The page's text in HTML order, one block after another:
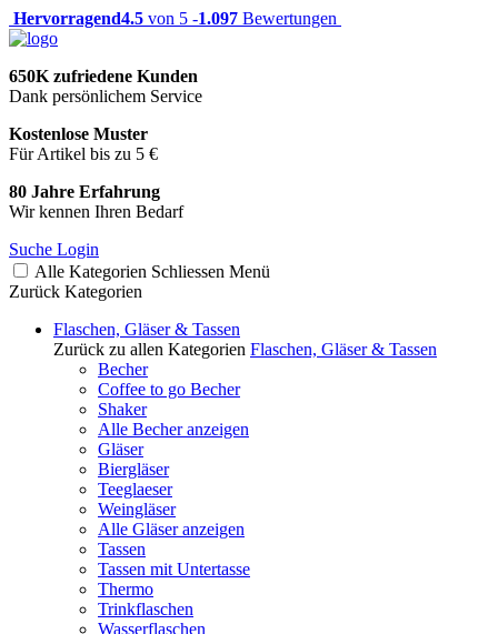
Hervorragend4.5 von 5 -1.097 Bewertungen
650K zufriedene Kunden
Dank persönlichem Service
Kostenlose Muster
Für Artikel bis zu 5 €
80 Jahre Erfahrung
Wir kennen Ihren Bedarf
Suche Login
Alle Kategorien Schliessen Menü
Zurück Kategorien
Flaschen, Gläser & Tassen
Zurück zu allen Kategorien Flaschen, Gläser & Tassen
Becher
Coffee to go Becher
Shaker
Alle Becher anzeigen
Gläser
Biergläser
Teeglaeser
Weingläser
Alle Gläser anzeigen
Tassen
Tassen mit Untertasse
Thermo
Trinkflaschen
Wasserflaschen